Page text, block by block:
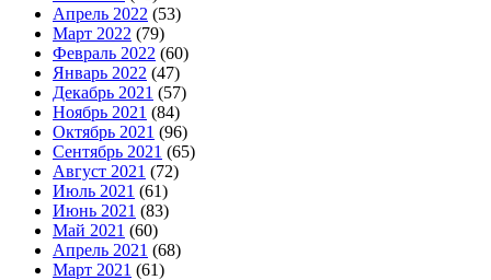
Апрель 2022 (53)
Март 2022 (79)
Февраль 2022 (60)
Январь 2022 (47)
Декабрь 2021 (57)
Ноябрь 2021 (84)
Октябрь 2021 (96)
Сентябрь 2021 (65)
Август 2021 (72)
Июль 2021 (61)
Июнь 2021 (83)
Май 2021 (60)
Апрель 2021 (68)
Март 2021 (61)